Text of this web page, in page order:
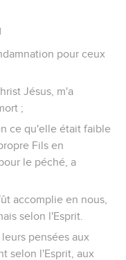
pour ceux
Jésus, m'a
;
ce qu'elle était faible
Fils en
le péché, a
accomplie en nous,
selon l'Esprit.
pensées aux
selon l'Esprit, aux